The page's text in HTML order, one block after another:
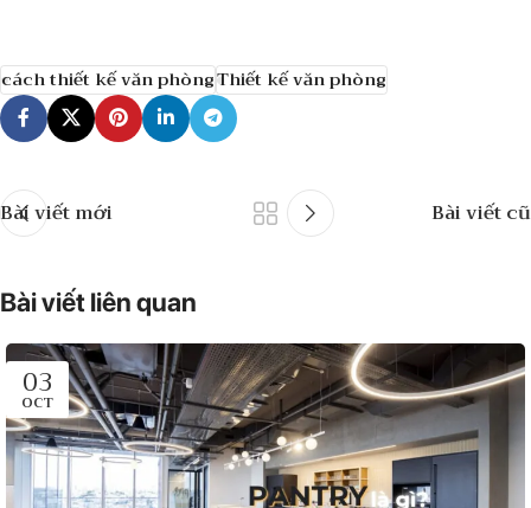
cách thiết kế văn phòngThiết kế văn phòng
Bài viết mới Bài viết cũ
Bài viết liên quan
03
OCT